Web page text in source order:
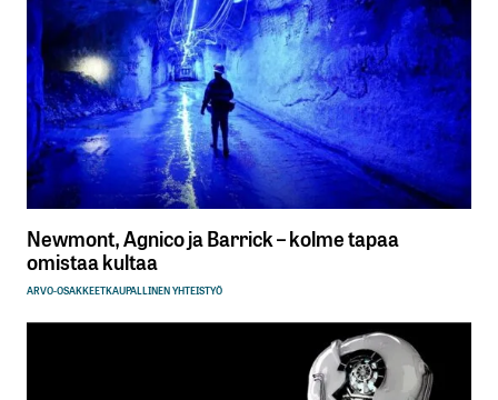
Newmont, Agnico ja Barrick – kolme tapaa
omistaa kultaa
ARVO-OSAKKEETKAUPALLINEN YHTEISTYÖ